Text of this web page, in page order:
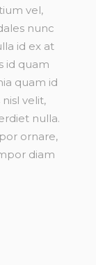
vel,
nunc
id ex at
id quam
quam id
velit,
nulla.
ornare,
diam